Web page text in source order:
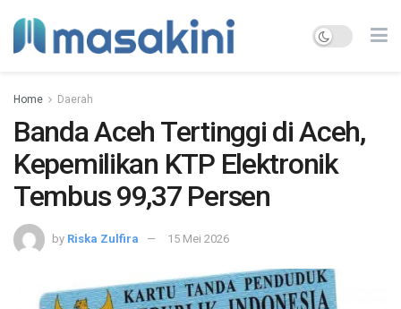
Home Daerah
Banda Aceh Tertinggi di Aceh,
Kepemilikan KTP Elektronik
Tembus 99,37 Persen
by Riska Zulfira 15 Mei 2026